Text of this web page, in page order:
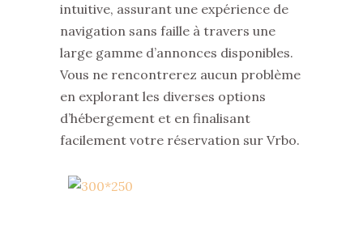
intuitive, assurant une expérience de
navigation sans faille à travers une
large gamme d’annonces disponibles.
Vous ne rencontrerez aucun problème
en explorant les diverses options
d’hébergement et en finalisant
facilement votre réservation sur Vrbo.